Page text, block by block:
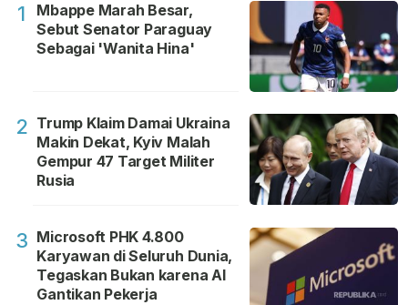
1
Mbappe Marah Besar,
Sebut Senator Paraguay
Sebagai 'Wanita Hina'
2 Trump Klaim Damai Ukraina
Makin Dekat, Kyiv Malah
Gempur 47 Target Militer
Rusia
3 Microsoft PHK 4.800
Karyawan di Seluruh Dunia,
Tegaskan Bukan karena AI
Gantikan Pekerja